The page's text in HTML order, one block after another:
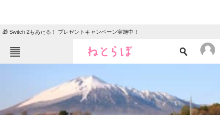
🎁 Switch 2もあたる！ プレゼントキャンペーン実施中！
エンタメ クイズ